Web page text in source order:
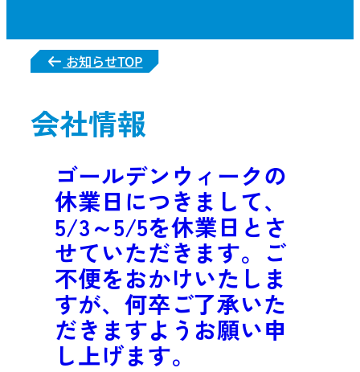
お知らせTOP
会社情報
ゴールデンウィークの
休業日につきまして、
5/3～5/5を休業日とさ
せていただきます。ご
不便をおかけいたしま
すが、何卒ご了承いた
だきますようお願い申
し上げます。